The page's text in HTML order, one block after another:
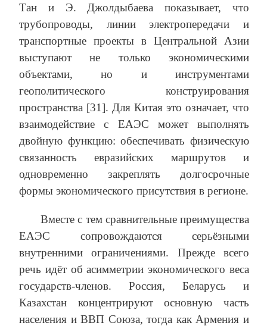
Тан и Э. Джолдыбаева показывает, что
трубопроводы, линии электропередачи и
транспортные проекты в Центральной Азии
выступают не только экономическими
объектами, но и инструментами
геополитического конструирования
пространства [31]. Для Китая это означает, что
взаимодействие с ЕАЭС может выполнять
двойную функцию: обеспечивать физическую
связанность евразийских маршрутов и
одновременно закреплять долгосрочные
формы экономического присутствия в регионе.
Вместе с тем сравнительные преимущества
ЕАЭС сопровождаются серьёзными
внутренними ограничениями. Прежде всего
речь идёт об асимметрии экономического веса
государств-членов. Россия, Беларусь и
Казахстан концентрируют основную часть
населения и ВВП Союза, тогда как Армения и